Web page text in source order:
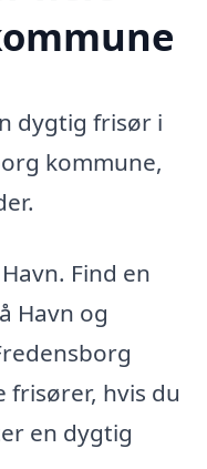
dygtig frisør i
kommune,
Find en
Havn og
hvis du
en dygtig